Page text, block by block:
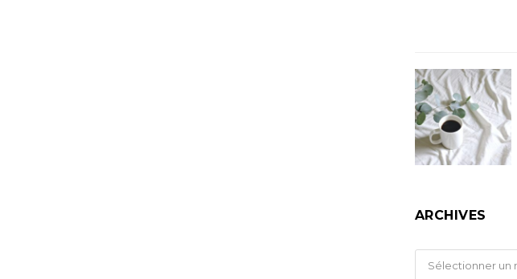
ARCHIVES
Archives
Sélectionner un